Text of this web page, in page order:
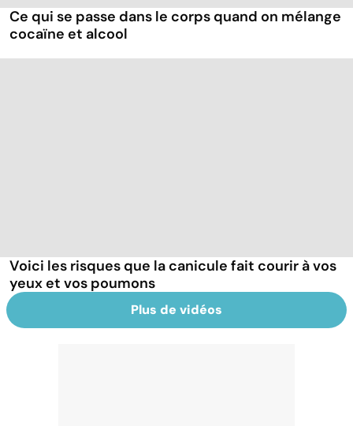
Ce qui se passe dans le corps quand on mélange
cocaïne et alcool
Voici les risques que la canicule fait courir à vos
yeux et vos poumons
Plus de vidéos